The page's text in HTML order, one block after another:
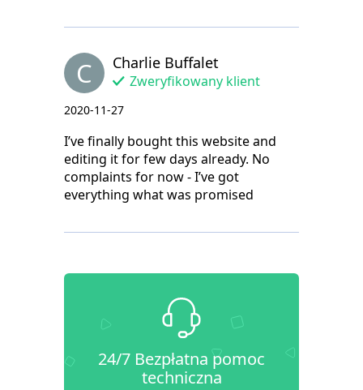
C Charlie Buffalet
Zweryfikowany klient
2020-11-27
I’ve finally bought this website and
editing it for few days already. No
complaints for now - I’ve got
everything what was promised
24/7 Bezpłatna pomoc
techniczna